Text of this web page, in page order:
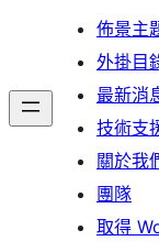
佈景主
外掛目
最新消
技術支
關於我
團隊
取得